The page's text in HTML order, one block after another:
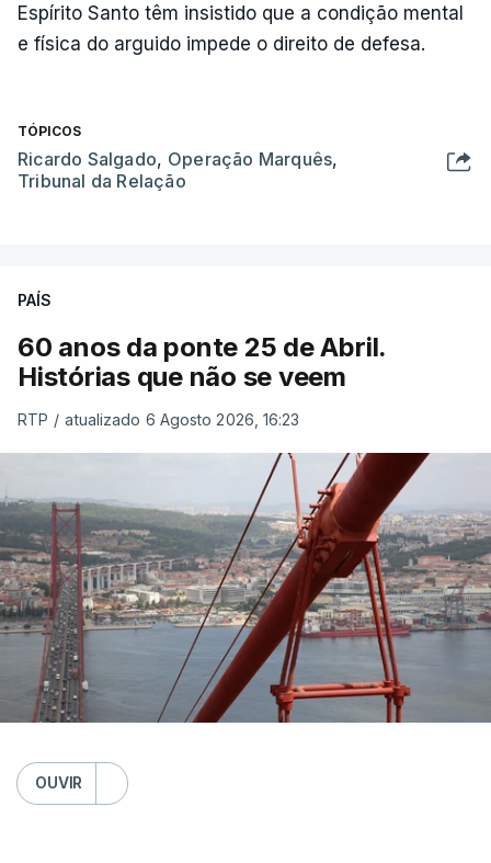
Espírito Santo têm insistido que a condição mental
e física do arguido impede o direito de defesa.
TÓPICOS
Ricardo Salgado, Operação Marquês,
Tribunal da Relação
PAÍS
60 anos da ponte 25 de Abril.
Histórias que não se veem
RTP / atualizado 6 Agosto 2026, 16:23
OUVIR